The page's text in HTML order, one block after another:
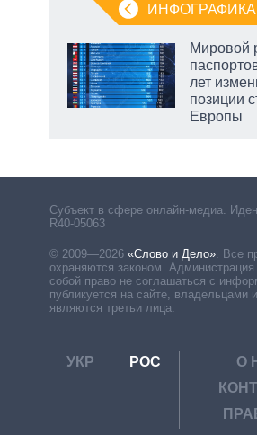
ИНФОГРАФИКА
Мировой
лет
позиции
Европы
Субъект в сфере онлайн-медиа.
R40-05063
© 2009—2026 «Слово и Дело». Все
охраняются законом. Администрация
собой право не соглашаться с
публикуется на сайте, владельцами
являются третьи лица.
УКР РОС
О